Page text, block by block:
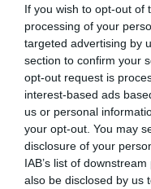
If you wish to opt-out of
processing of your
targeted advertising by
section to confirm your
opt-out request is
interest-based ads
us or personal
your opt-out. You may
disclosure of your
IAB’s list of
also be disclosed by us
Remigrazione, il